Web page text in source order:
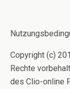
Copyright (c)
Rechte
des Clio-online